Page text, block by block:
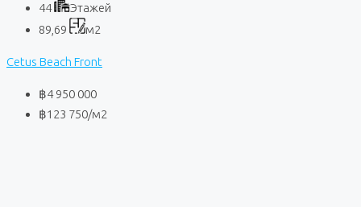
44
Этажей
89,69
м2
Cetus Beach Front
฿4 950 000
฿123 750/м2